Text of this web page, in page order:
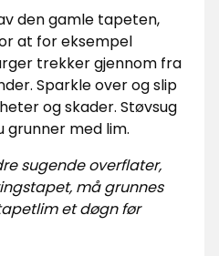
den gamle tapeten,
at for eksempel
trekker gjennom fra
Sparkle over og slip
og skader. Støvsug
grunner med lim.
sugende overflater,
må grunnes
et døgn før